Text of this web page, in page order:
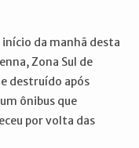
da manhã desta
Zona Sul de
destruído após
ônibus que
por volta das